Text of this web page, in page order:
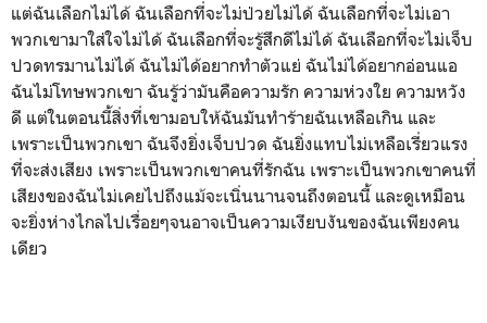
แต่ฉันเลือกไม่ได้ ฉันเลือกที่จะไม่ป่วยไม่ได้ ฉันเลือกที่จะไม่เอา
พวกเขามาใส่ใจไม่ได้ ฉันเลือกที่จะรู้สึกดีไม่ได้ ฉันเลือกที่จะไม่เจ็บ
ปวดทรมานไม่ได้ ฉันไม่ได้อยากทำตัวแย่ ฉันไม่ได้อยากอ่อนแอ
ฉันไม่โทษพวกเขา ฉันรู้ว่ามันคือความรัก ความห่วงใย ความหวัง
ดี แต่ในตอนนี้สิ่งที่เขามอบให้ฉันมันทำร้ายฉันเหลือเกิน และ
เพราะเป็นพวกเขา ฉันจึงยิ่งเจ็บปวด ฉันยิ่งแทบไม่เหลือเรี่ยวแรง
ที่จะส่งเสียง เพราะเป็นพวกเขาคนที่รักฉัน เพราะเป็นพวกเขาคนที่
เสียงของฉันไม่เคยไปถึงแม้จะเนิ่นนานจนถึงตอนนี้ และดูเหมือน
จะยิ่งห่างไกลไปเรื่อยๆจนอาจเป็นความเงียบงันของฉันเพียงคน
เดียว